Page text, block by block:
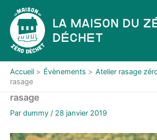
contenu
La Maison du
Déchet
Accueil Évènements
Atelier rasage
rasage
rasage
Par dummy / 28 janvier 2019